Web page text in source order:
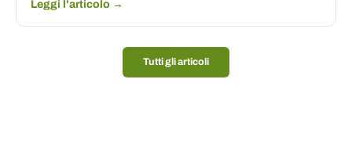
Leggi l'articolo →
Tutti gli articoli